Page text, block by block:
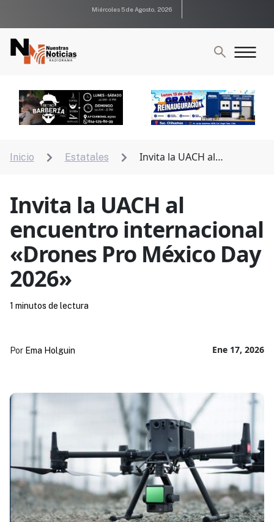
Miércoles 5 de Agosto, 2026
Inicio  Estatales 
Invita la UACH al
Invita la UACH al
encuentro internacional
«Drones Pro México Day
2026»
Ene 17, 2026
Por Ema Holguin
1 minutos de lectura